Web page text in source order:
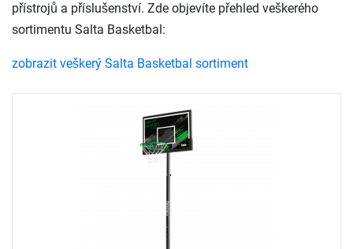
přístrojů a příslušenství. Zde objevíte přehled veškerého
sortimentu Salta Basketbal:
zobrazit veškerý Salta Basketbal sortiment